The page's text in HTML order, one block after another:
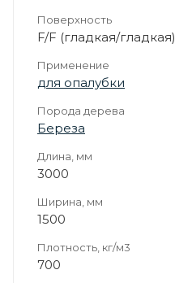
Поверхность
F/F (гладкая/гладкая)
Применение
для опалубки
Порода дерева
Береза
Длина, мм
3000
Ширина, мм
1500
Плотность, кг/м3
700